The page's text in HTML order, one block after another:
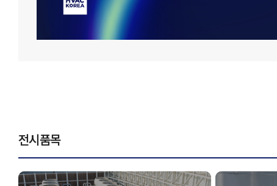
전시품목